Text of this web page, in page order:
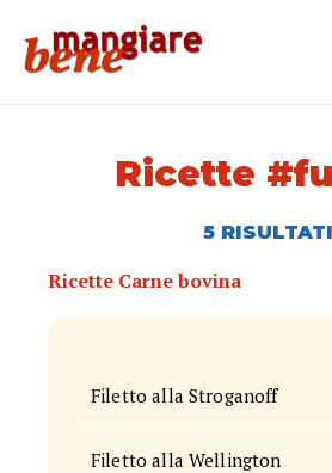
Ricette
5 RISULTATI
Ricette Carne bovina
Filetto alla Stroganoff
Filetto alla Wellington